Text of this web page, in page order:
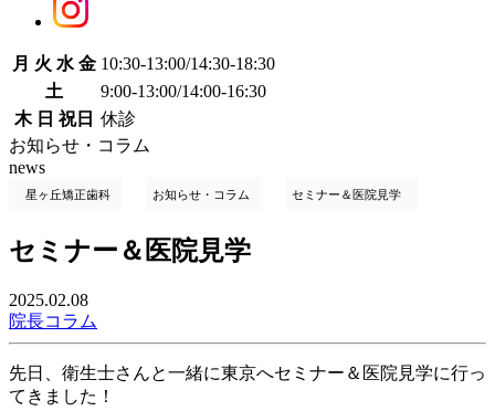
月 火 水 金 10:30-13:00/14:30-18:30
土
9:00-13:00/14:00-16:30
木 日 祝日 休診
お知らせ・コラム
news
星ヶ丘矯正歯科 お知らせ・コラム セミナー＆医院見学
セミナー＆医院見学
2025.02.08
院長コラム
先日、衛生士さんと一緒に東京へセミナー＆医院見学に行っ
てきました！